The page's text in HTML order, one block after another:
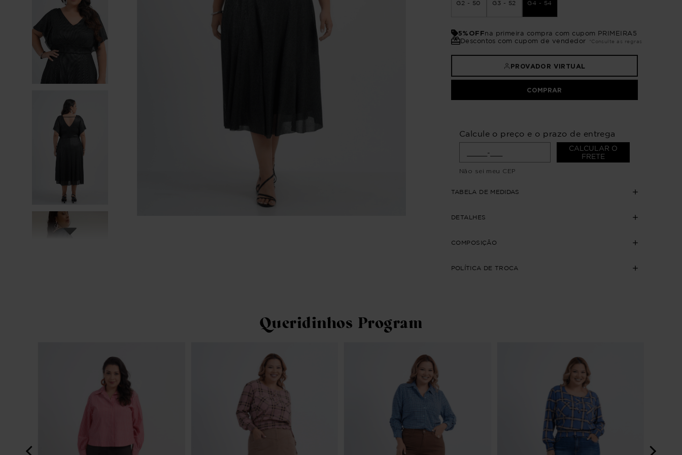
G2 - 50 G3 - 52 G4 - 54
5%OFFna primeira compra com cupom PRIMEIRA5
Descontos com cupom de vendedor
*Consulte as regras
PROVADOR VIRTUAL
COMPRAR
Calcule o preço e o prazo de entrega
CALCULAR O
FRETE
Não sei meu CEP
TABELA DE MEDIDAS
DETALHES
COMPOSIÇÃO
POLÍTICA DE TROCA
Queridinhos Program